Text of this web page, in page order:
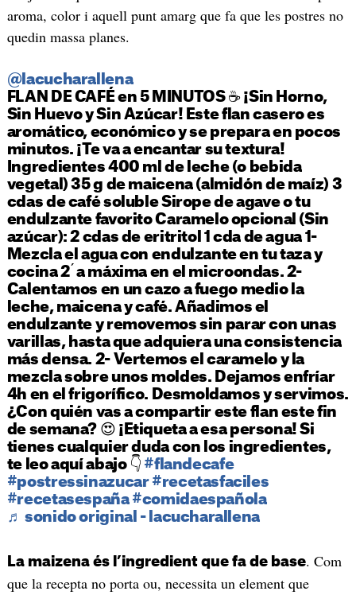
aroma, color i aquell punt amarg que fa que les postres no
quedin massa planes.
@lacucharallena
FLAN
DECAFÉen 5 MINUTOS ☕️ ¡Sin Horno,
Sin HuevoySin Azúcar! Esteflan caseroes
aromático, económicoy se prepara en pocos
minutos. ¡Te va a encantar sutextura!
Ingredientes 400 ml de leche(o bebida
vegetal) 35 g de maicena(almidón de maíz) 3
cdas decafésolubleSiropede agave o tu
endulzante favoritoCarameloopcional (Sin
azúcar): 2 cdas de eritritol 1cda de agua 1-
Mezclael agua con endulzanteen tutazay
cocina2 ́ a máxima en el microondas. 2-
Calentamos en uncazoafuego mediola
leche, maicenaycafé.Añadimos el
endulzante yremovemos sin parar con unas
varillas, hastaqueadquieraunaconsistencia
más densa. 2- Vertemos elcarameloy la
mezclasobreunos moldes. Dejamos enfríar
4h en elfrigorífico. Desmoldamos yservimos.
¿Con quién vas a compartir este flan este fin
de semana? 😍 ¡Etiqueta aesapersona! Si
tienes cualquierdudacon los ingredientes,
te leo aquíabajo👇 #flandecafe
#postressinazucar #recetasfaciles
#recetasespaña #comidaespañola
♬sonidooriginal - lacucharallena
La maizena és l’ingredient que fa de base. Com
que la recepta no porta ou, necessita un element que